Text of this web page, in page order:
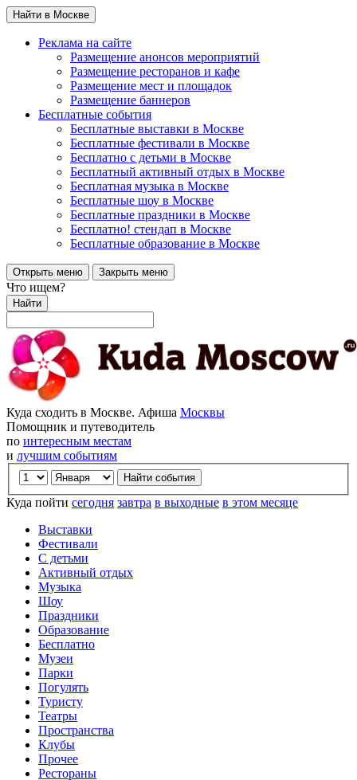
Найти в Москве
Реклама на сайте
Размещение анонсов мероприятий
Размещение ресторанов и кафе
Размещение мест и площадок
Размещение баннеров
Бесплатные события
Бесплатные выставки в Москве
Бесплатные фестивали в Москве
Бесплатно с детьми в Москве
Бесплатный активный отдых в Москве
Бесплатная музыка в Москве
Бесплатные шоу в Москве
Бесплатные праздники в Москве
Бесплатно! стендап в Москве
Бесплатные образование в Москве
Открыть меню Закрыть меню
Что ищем?
Найти
Куда сходить в Москве. Афиша Москвы
Помощник и путеводитель
по интересным местам
и лучшим событиям
Куда пойти сегодня завтра в выходные в этом месяце
Выставки
Фестивали
С детьми
Активный отдых
Музыка
Шоу
Праздники
Образование
Бесплатно
Музеи
Парки
Погулять
Туристу
Театры
Пространства
Клубы
Прочее
Рестораны